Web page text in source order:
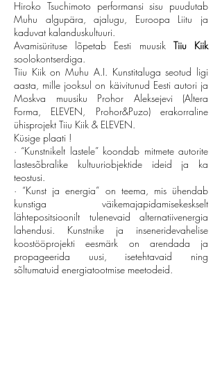
Hiroko Tsuchimoto performansi sisu puudutab
Muhu algupära, ajalugu, Euroopa Liitu ja
kaduvat kalanduskultuuri.
Avamisürituse lõpetab Eesti muusik Tiiu Kiik
soolokontserdiga.
Tiiu Kiik on Muhu A.I. Kunstitaluga seotud ligi
aasta, mille jooksul on käivitunud Eesti autori ja
Moskva muusiku Prohor Aleksejevi (Altera
Forma, ELEVEN, Prohor&Puzo) erakorraline
ühisprojekt Tiiu Kiik & ELEVEN.
Küsige plaati !
· “Kunstnikelt lastele” koondab mitmete autorite
lastesõbralike kultuuriobjektide ideid ja ka
teostusi.
· “Kunst ja energia” on teema, mis ühendab
kunstiga väikemajapidamisekeskselt
lähtepositsioonilt tulenevaid alternatiivenergia
lahendusi. Kunstnike ja inseneridevahelise
koostööprojekti eesmärk on arendada ja
propageerida uusi, isetehtavaid ning
sõltumatuid energiatootmise meetodeid.